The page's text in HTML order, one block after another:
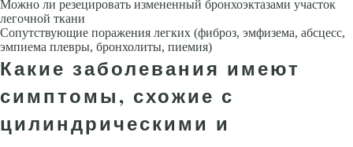
Можно ли резецировать измененный бронхоэктазами участок
легочной ткани
Сопутствующие поражения легких (фиброз, эмфизема, абсцесс,
эмпиема плевры, бронхолиты, пиемия)
Какие заболевания имеют
симптомы, схожие с
цилиндрическими и